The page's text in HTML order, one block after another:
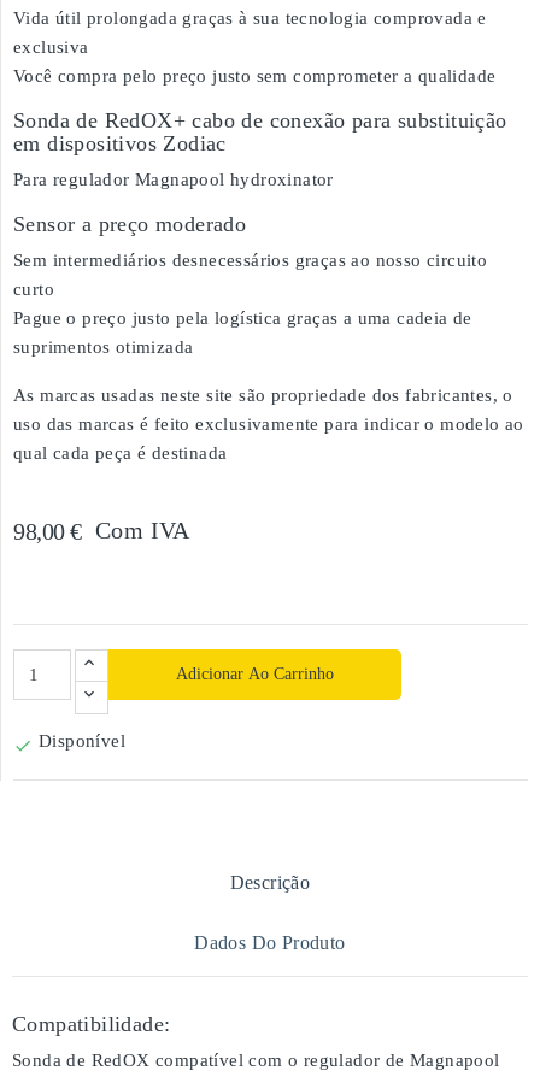
Vida útil prolongada graças à sua tecnologia comprovada e
exclusiva
Você compra pelo preço justo sem comprometer a qualidade
Sonda de RedOX+ cabo de conexão para substituição
em dispositivos Zodiac
Para regulador Magnapool hydroxinator
Sensor a preço moderado
Sem intermediários desnecessários graças ao nosso circuito
curto
Pague o preço justo pela logística graças a uma cadeia de
suprimentos otimizada
As marcas usadas neste site são propriedade dos fabricantes, o
uso das marcas é feito exclusivamente para indicar o modelo ao
qual cada peça é destinada
98,00 € Com IVA
Adicionar Ao Carrinho
 Disponível
Descrição
Dados Do Produto
Compatibilidade:
Sonda de RedOX compatível com o regulador de Magnapool